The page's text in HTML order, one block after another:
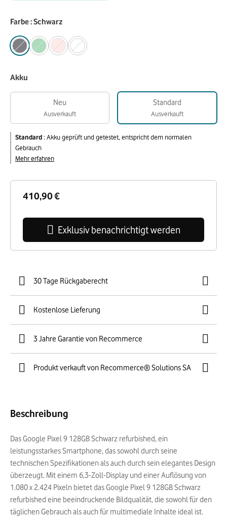
410,90 €
Exklusiv benachrichtigt werden
Farbe : Schwarz
Akku
Neu
Ausverkauft
Standard
Ausverkauft
Standard: Akku geprüft und getestet, entspricht dem normalen
Gebrauch
Mehr erfahren
30 Tage Rückgaberecht
Kostenlose Lieferung
3 Jahre Garantie von Recommerce
Produkt verkauft von Recommerce® Solutions SA
Beschreibung
Das Google Pixel 9 128GB Schwarz refurbished, ein
leistungsstarkes Smartphone, das sowohl durch seine
technischen Spezifikationen als auch durch sein elegantes Design
überzeugt. Mit einem 6,3-Zoll-Display und einer Auflösung von
1.080 x 2.424 Pixeln bietet das Google Pixel 9 128GB Schwarz
refurbished eine beeindruckende Bildqualität, die sowohl für den
täglichen Gebrauch als auch für multimediale Inhalte ideal ist.